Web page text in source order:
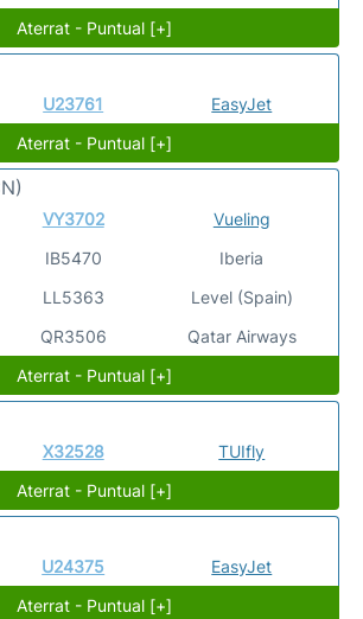
Aterrat - Puntual [+]
U23761
EasyJet
Aterrat - Puntual [+]
VY3702
IB5470
LL5363
QR3506
Vueling
Iberia
Level (Spain)
Qatar Airways
Aterrat - Puntual [+]
X32528
TUIfly
Aterrat - Puntual [+]
U24375
EasyJet
Aterrat - Puntual [+]